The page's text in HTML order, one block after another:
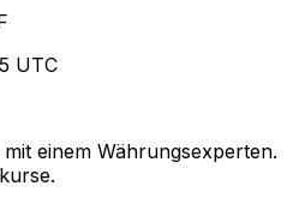
UTC
einem Währungsexperten.